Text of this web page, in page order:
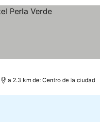
a 2.3 km de: Centro de la ciudad